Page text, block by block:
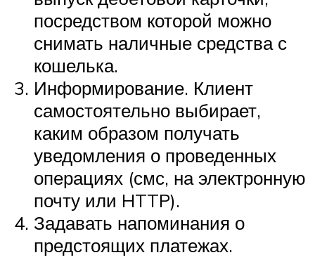
посредством которой можно
снимать наличные средства с
кошелька.
Информирование. Клиент
самостоятельно выбирает,
каким образом получать
уведомления о проведенных
операциях (смс, на электронную
почту или HTTP).
Задавать напоминания о
предстоящих платежах.